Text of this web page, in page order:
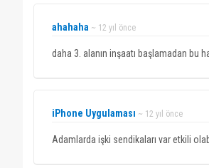
ahahaha ~ 12 yıl önce
daha 3. alanın inşaatı başlamadan bu
iPhone Uygulaması ~ 12 yıl önce
Adamlarda işki sendikaları var etkili